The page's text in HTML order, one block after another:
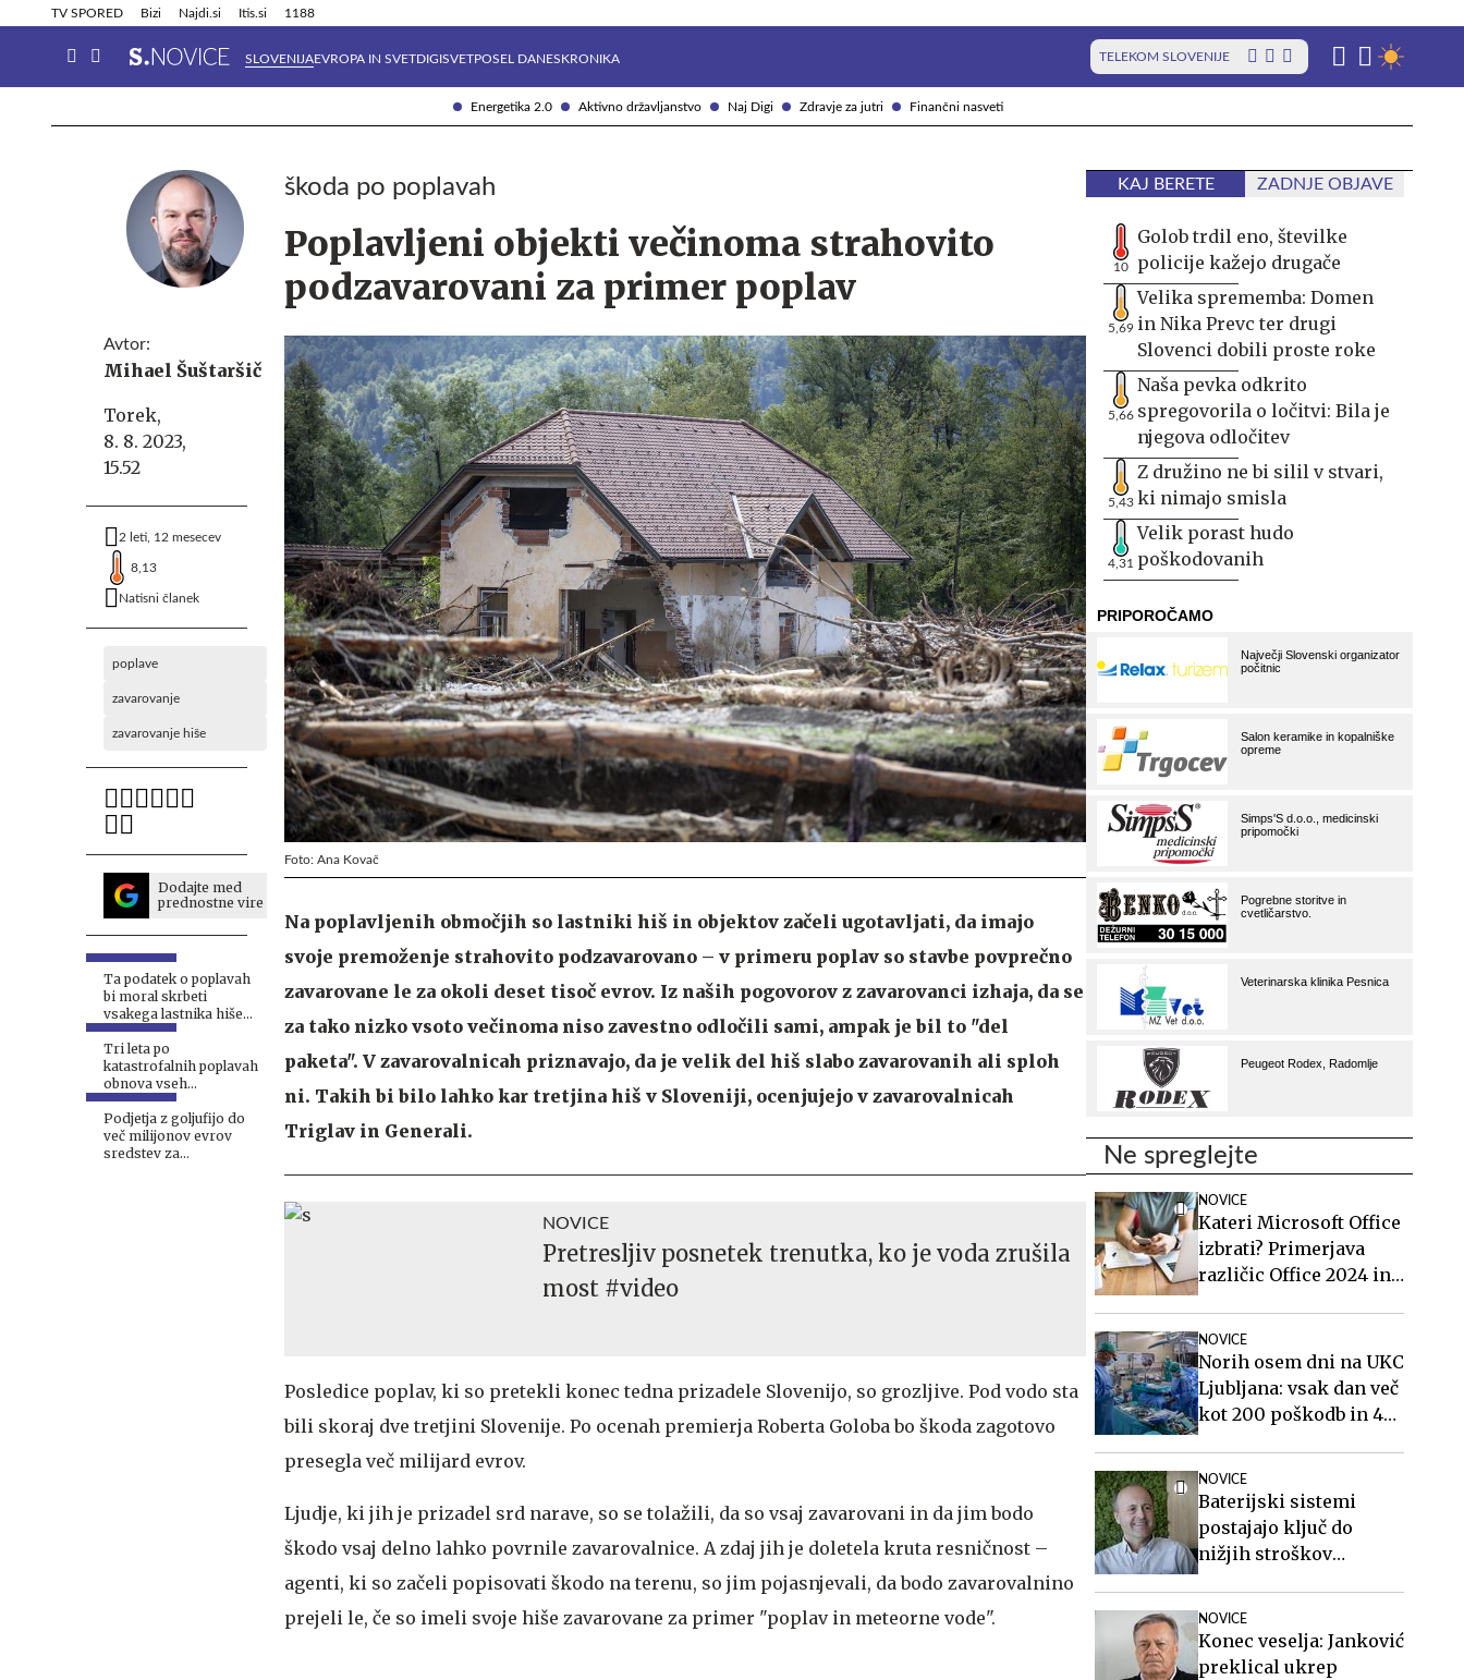
Energetika 2.0 Aktivno državljanstvo Naj Digi Zdravje za jutri Finančni nasveti
TV SPORED Bizi Najdi.si Itis.si 1188
SLOVENIJAEVROPA IN SVETDIGISVETPOSEL DANESKRONIKA TELEKOM SLOVENIJE
Info in obvestila Tehnik
Avtor:
Mihael Šuštaršič
Torek,
8. 8. 2023,
15.52
2 leti, 12 mesecev
8,13
Natisni članek
poplave
zavarovanje
zavarovanje hiše
Dodajte med
prednostne vire
Ta podatek o poplavah
bi moral skrbeti
vsakega lastnika hiše
#intervju
Tri leta po
katastrofalnih poplavah
obnova vseh
poškodovanih
stanovanjskih objektov
še ni zaključena
Podjetja z goljufijo do
več milijonov evrov
sredstev za
škoda po poplavah
Poplavljeni objekti večinoma strahovito
podzavarovani za primer poplav
Foto: Ana Kovač
Na poplavljenih območjih so lastniki hiš in objektov začeli ugotavljati, da imajo
svoje premoženje strahovito podzavarovano – v primeru poplav so stavbe povprečno
zavarovane le za okoli deset tisoč evrov. Iz naših pogovorov z zavarovanci izhaja, da se
za tako nizko vsoto večinoma niso zavestno odločili sami, ampak je bil to "del
paketa". V zavarovalnicah priznavajo, da je velik del hiš slabo zavarovanih ali sploh
ni. Takih bi bilo lahko kar tretjina hiš v Sloveniji, ocenjujejo v zavarovalnicah
Triglav in Generali.
NOVICE
Pretresljiv posnetek trenutka, ko je voda zrušila
most #video
Posledice poplav, ki so pretekli konec tedna prizadele Slovenijo, so grozljive. Pod vodo sta
bili skoraj dve tretjini Slovenije. Po ocenah premierja Roberta Goloba bo škoda zagotovo
presegla več milijard evrov.
Ljudje, ki jih je prizadel srd narave, so se tolažili, da so vsaj zavarovani in da jim bodo
škodo vsaj delno lahko povrnile zavarovalnice. A zdaj jih je doletela kruta resničnost –
agenti, ki so začeli popisovati škodo na terenu, so jim pojasnjevali, da bodo zavarovalnino
prejeli le, če so imeli svoje hiše zavarovane za primer "poplav in meteorne vode".
KAJ BERETE ZADNJE OBJAVE
10
Golob trdil eno, številke
policije kažejo drugače
5,69
Velika sprememba: Domen
in Nika Prevc ter drugi
Slovenci dobili proste roke
5,66
Naša pevka odkrito
spregovorila o ločitvi: Bila je
njegova odločitev
5,43
Z družino ne bi silil v stvari,
ki nimajo smisla
4,31
Velik porast hudo
poškodovanih
Ne spreglejte
NOVICE
Kateri Microsoft Office
izbrati? Primerjava
različic Office 2024 in
NOVICE
Norih osem dni na UKC
Ljubljana: vsak dan več
kot 200 poškodb in 40
NOVICE
Baterijski sistemi
postajajo ključ do
nižjih stroškov
NOVICE
Konec veselja: Janković
preklical ukrep